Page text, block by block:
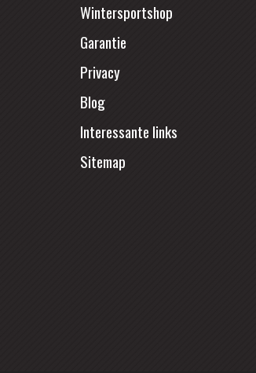
Wintersportshop
Garantie
Privacy
Blog
Interessante links
Sitemap